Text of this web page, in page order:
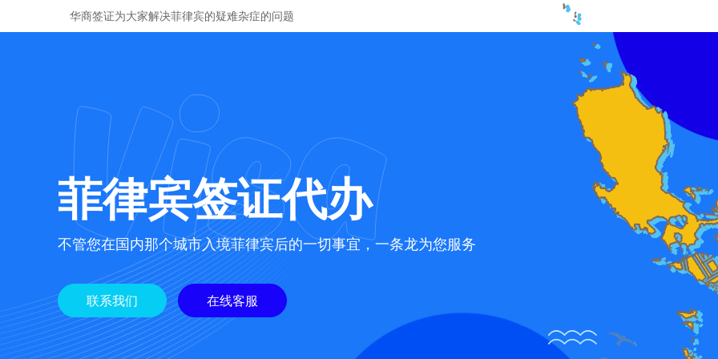
华商签证为大家解决菲律宾的疑难杂症的问题
菲律宾签证代办
不管您在国内那个城市入境菲律宾后的一切事宜，一条龙为您服务
联系我们 在线客服